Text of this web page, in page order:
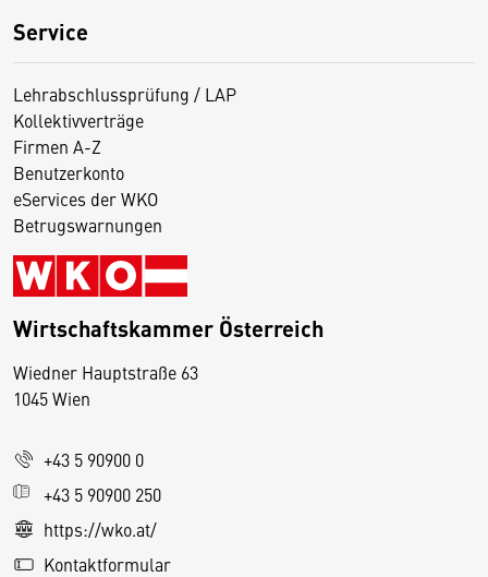
Service
Lehrabschlussprüfung / LAP
Kollektivverträge
Firmen A-Z
Benutzerkonto
eServices der WKO
Betrugswarnungen
Wirtschaftskammer Österreich
Wiedner Hauptstraße 63
1045 Wien
+43 5 90900 0
+43 5 90900 250
https://wko.at/
Kontaktformular
D
s
e
S
e